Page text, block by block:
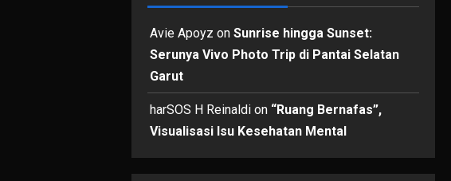
Avie Apoyz on Sunrise hingga Sunset:
Serunya Vivo Photo Trip di Pantai Selatan
Garut
harSOS H Reinaldion “Ruang Bernafas”,
Visualisasi Isu Kesehatan Mental